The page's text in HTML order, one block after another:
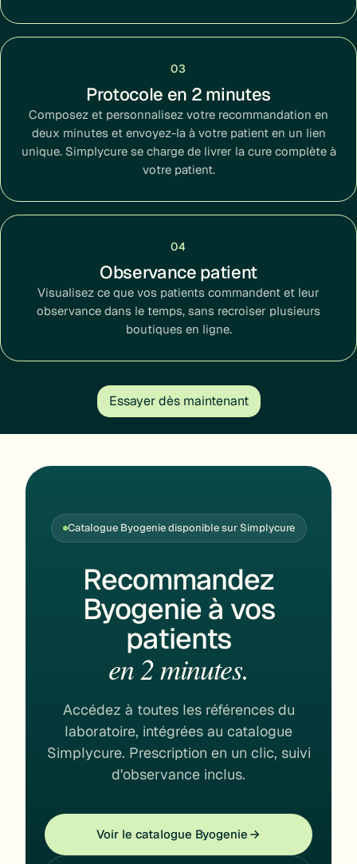
03
Protocole en 2 minutes
Composez et personnalisez votre recommandation en
deux minutes et envoyez-la à votre patient en un lien
unique. Simplycure se charge de livrer la cure complète à
votre patient.
04
Observance patient
Visualisez ce que vos patients commandent et leur
observance dans le temps, sans recroiser plusieurs
boutiques en ligne.
Essayer dès maintenant
Catalogue Byogenie disponible sur Simplycure
Recommandez
Byogenie à vos
patients
en 2 minutes.
Accédez à toutes les références du
laboratoire, intégrées au catalogue
Simplycure. Prescription en un clic, suivi
d'observance inclus.
Voir le catalogue Byogenie